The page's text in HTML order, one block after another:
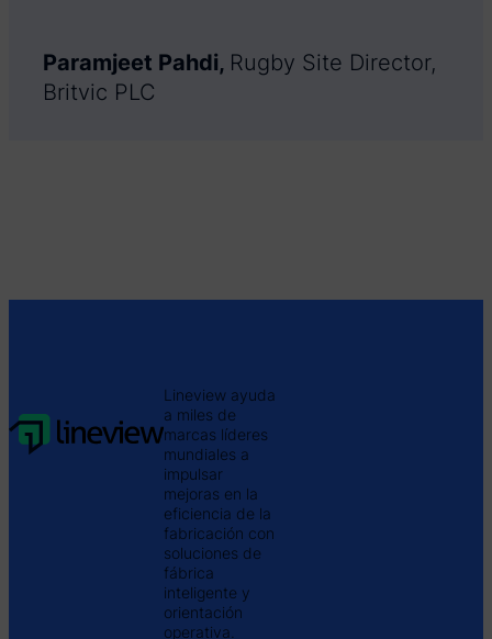
Paramjeet Pahdi, Rugby Site Director,
Britvic PLC
Lineview ayuda
a miles de
marcas líderes
mundiales a
impulsar
mejoras en la
eficiencia de la
fabricación con
soluciones de
fábrica
inteligente y
orientación
operativa.